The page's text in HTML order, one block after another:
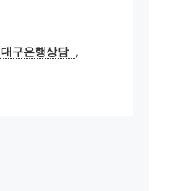
대구은행상담 ,